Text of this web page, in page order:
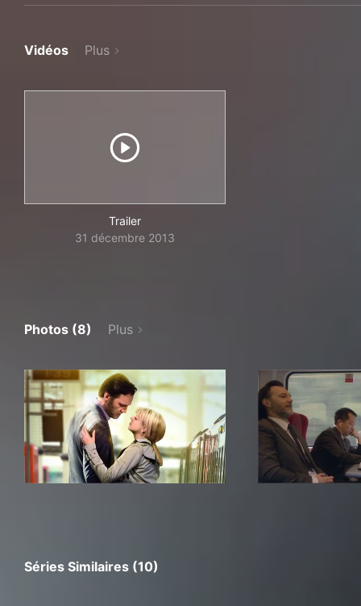
Vidéos Plus
Trailer
31 décembre 2013
Photos (8) Plus
Séries Similaires (10)